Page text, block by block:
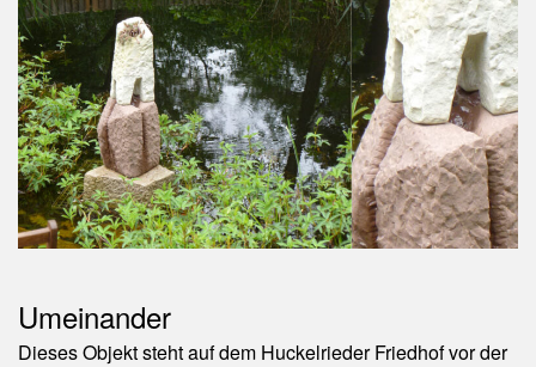
Umeinander
Dieses Objekt steht auf dem Huckelrieder Friedhof vor der